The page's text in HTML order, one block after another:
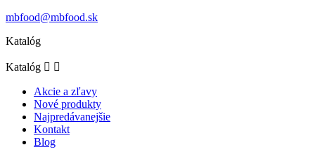
mbfood@mbfood.sk
Katalóg
Katalóg  
Akcie a zľavy
Nové produkty
Najpredávanejšie
Kontakt
Blog